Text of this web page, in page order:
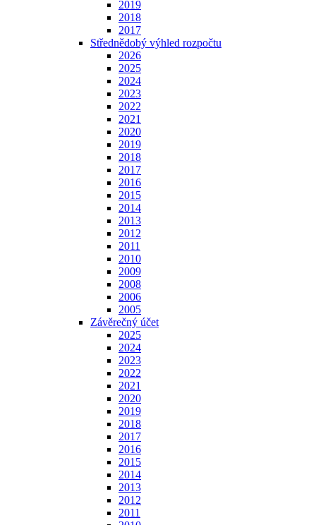
2019
2018
2017
Střednědobý výhled rozpočtu
2026
2025
2024
2023
2022
2021
2020
2019
2018
2017
2016
2015
2014
2013
2012
2011
2010
2009
2008
2006
2005
Závěrečný účet
2025
2024
2023
2022
2021
2020
2019
2018
2017
2016
2015
2014
2013
2012
2011